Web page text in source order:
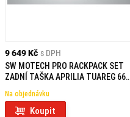
9 649 Kč s DPH
SW MOTECH PRO RACKPACK SET
ZADNÍ TAŠKA APRILIA TUAREG 660
Na objednávku
Koupit